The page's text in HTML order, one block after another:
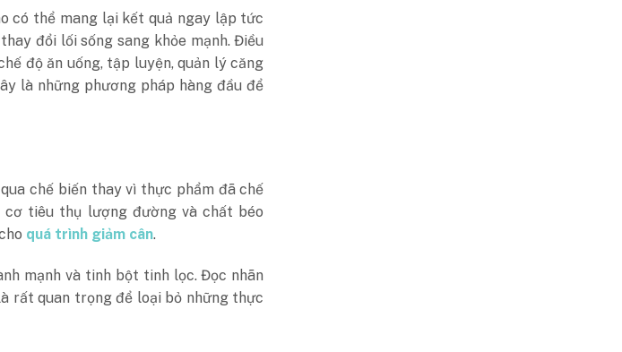
có thể mang lại kết quả ngay lập tức
đổi lối sống sang khỏe mạnh. Điều
độ ăn uống, tập luyện, quản lý căng
là những phương pháp hàng đầu để
chế biến thay vì thực phẩm đã chế
cơ tiêu thụ lượng đường và chất béo
quá trình giảm cân.
mạnh và tinh bột tinh lọc. Đọc nhãn
rất quan trọng để loại bỏ những thực